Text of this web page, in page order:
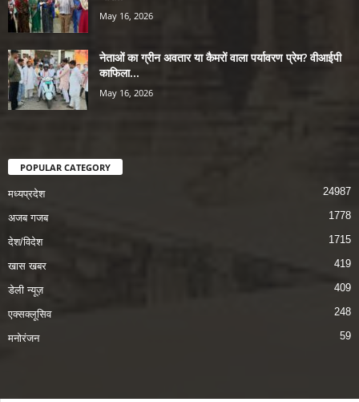
May 16, 2026
नेताओं का ग्रीन अवतार या कैमरों वाला पर्यावरण प्रेम? वीआईपी
काफिला...
May 16, 2026
POPULAR CATEGORY
मध्यप्रदेश 24987
अजब गजब 1778
देश/विदेश 1715
खास खबर 419
डेली न्यूज़ 409
एक्सक्लूसिव 248
मनोरंजन 59